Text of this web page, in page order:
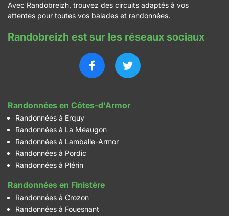
Avec Randobreizh, trouvez des circuits adaptés à vos
attentes pour toutes vos balades et randonnées.
Randobreizh est sur les réseaux sociaux
Randonnées en Côtes-d'Armor
Randonnées à Erquy
Randonnées à La Méaugon
Randonnées à Lamballe-Armor
Randonnées à Pordic
Randonnées à Plérin
Randonnées en Finistère
Randonnées à Crozon
Randonnées à Fouesnant